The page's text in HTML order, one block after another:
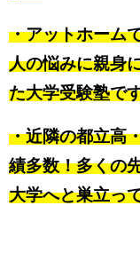
・アットホーム
人の悩みに親身
た大学受験塾で
・近隣の都立高
績多数！多くの
大学へと巣立っ